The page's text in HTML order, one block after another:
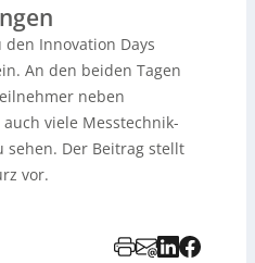
Innovation Days
An den beiden Tagen
neben
viele Messtechnik-
sehen. Der Beitrag stellt
vor.